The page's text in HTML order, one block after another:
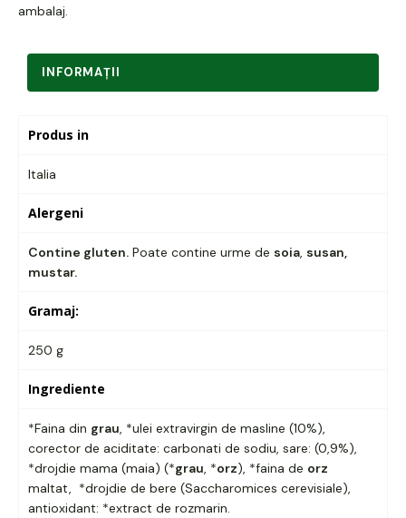
ambalaj.
INFORMAŢII
Produs in
Italia
Alergeni
Contine gluten. Poate contine urme de soia, susan,
mustar.
Gramaj:
250 g
Ingrediente
*Faina din grau, *ulei extravirgin de masline (10%),
corector de aciditate: carbonati de sodiu, sare: (0,9%),
*drojdie mama (maia) (*grau, *orz), *faina de orz
maltat, *drojdie de bere (Saccharomices cerevisiale),
antioxidant: *extract de rozmarin.